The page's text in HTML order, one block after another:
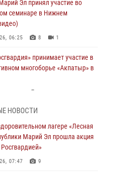
Эл принял участие во
семинаре в Нижнем
06:25 8 1
принимает участие в
многоборье «Акпатыр» в
вневедомственной охраны
по Республике
участие в учебно-
сборе Росгвардии в Ижевске
09:37 10
НОВОСТИ
лагере «Лесная
Марий Эл прошла акция
07:47 9